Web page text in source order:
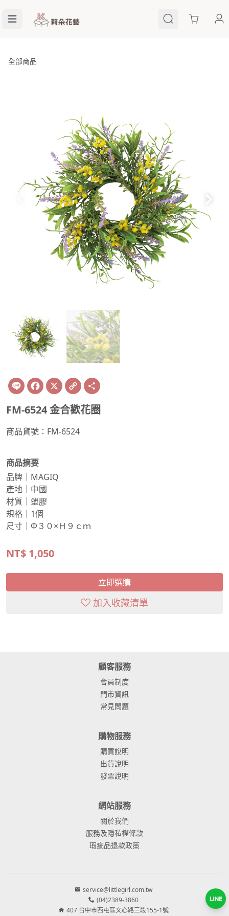
Cart
全部商品
Line Facebook
X Copy
Link
FM-6524 金合歡花圈
商品貨號：FM-6524
商品摘要
品牌｜MAGIQ
產地｜中國
材質｜塑膠
規格｜1個
尺寸｜Φ３０×Ｈ９ｃｍ
NT$ 1,050
立即選購
加入收藏清單
顧客服務
會員制度
門市資訊
常見問題
購物服務
購買說明
出貨說明
發票說明
網站服務
關於我們
服務及隱私權條款
瑕疵品退款政策
service@littlegirl.com.tw
(04)2389-3860
407 台中市西屯區文心路三段155-1號